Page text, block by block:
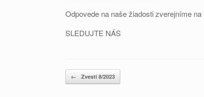
Odpovede na naše žiadosti zverejníme
SLEDUJTE NÁS
Post navigation
← Zvesti 8/2023